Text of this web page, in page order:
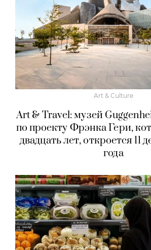
Art & Culture
Art & Travel: музей
по проекту Фрэнка Гери,
двадцать лет, откроется 11
года